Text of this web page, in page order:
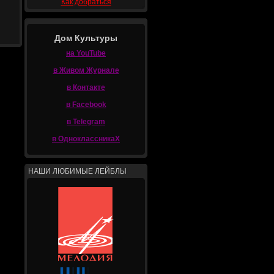
Как добраться
Дом Культуры
на YouTube
в Живом Журнале
в Контакте
в Facebook
в Telegram
в ОдноклассникаХ
НАШИ ЛЮБИМЫЕ ЛЕЙБЛЫ